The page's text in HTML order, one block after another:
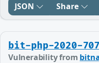
JSON Share
bit-php-2020-
Vulnerability from